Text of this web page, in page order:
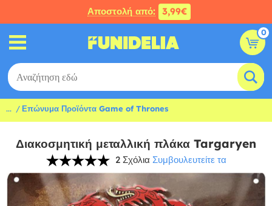
Αποστολή από: 3,99€
0
... Επώνυμα Προϊόντα Game of Thrones
Διακοσμητική μεταλλική πλάκα Targaryen
2 Σχόλια Συμβουλευτείτε τα